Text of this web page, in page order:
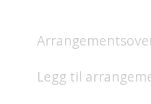
Legg til